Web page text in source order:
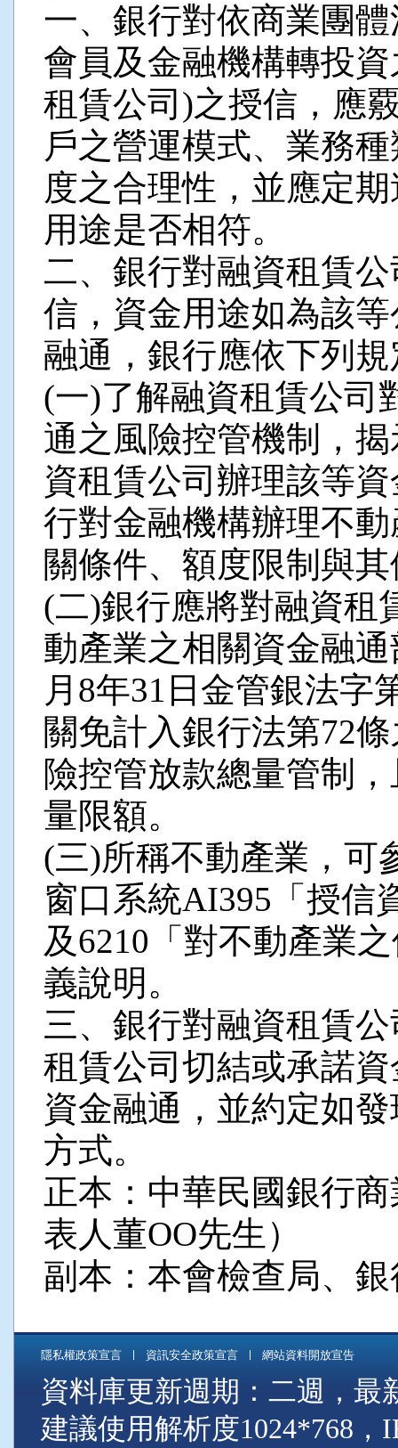
一、銀行對依商業團
會員及金融機構轉投
租賃公司)之授信，應
戶之營運模式、業務
度之合理性，並應定
用途是否相符。
二、銀行對融資租賃
信，資金用途如為該
融通，銀行應依下列
(一)了解融資租賃公司
通之風險控管機制，
資租賃公司辦理該等
行對金融機構辦理不
關條件、額度限制與
(二)銀行應將對融資租
動產業之相關資金融
月8年31日金管銀法字
關免計入銀行法第72
險控管放款總量管制
量限額。
(三)所稱不動產業，可
窗口系統AI395「授信
及6210「對不動產業
義說明。
三、銀行對融資租賃
租賃公司切結或承諾
資金融通，並約定如
方式。
正本：中華民國銀行
表人董OO先生）
副本：本會檢查局、
隱私權政策宣言 資訊安全政策宣言 網站資料開放宣告
資料庫更新週期：二週，最
建議使用解析度1024*768